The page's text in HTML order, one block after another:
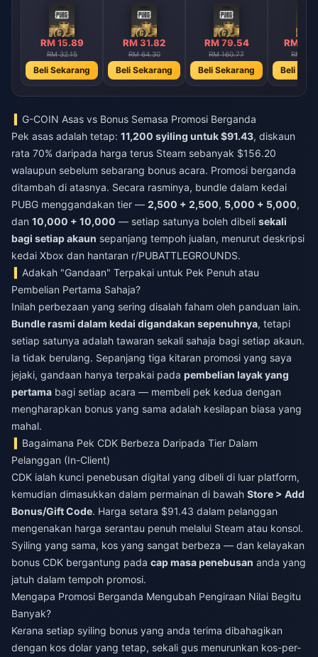
RM 15.89
RM 32.15
Beli Sekarang
RM 31.82
RM 64.30
Beli Sekarang
RM 79.54
RM 160.77
Beli Sekarang
RM
RM
Beli
G-COIN Asas vs Bonus Semasa Promosi Berganda
Pek asas adalah tetap: 11,200 syiling untuk $91.43, diskaun
rata 70% daripada harga terus Steam sebanyak $156.20
walaupun sebelum sebarang bonus acara. Promosi berganda
ditambah di atasnya. Secara rasminya, bundle dalam kedai
PUBG menggandakan tier — 2,500 + 2,500, 5,000 + 5,000,
dan 10,000 + 10,000 — setiap satunya boleh dibeli sekali
bagi setiap akaun sepanjang tempoh jualan, menurut deskripsi
kedai Xbox dan hantaran r/PUBATTLEGROUNDS.
Adakah "Gandaan" Terpakai untuk Pek Penuh atau
Pembelian Pertama Sahaja?
Inilah perbezaan yang sering disalah faham oleh panduan lain.
Bundle rasmi dalam kedai digandakan sepenuhnya, tetapi
setiap satunya adalah tawaran sekali sahaja bagi setiap akaun.
Ia tidak berulang. Sepanjang tiga kitaran promosi yang saya
jejaki, gandaan hanya terpakai pada pembelian layak yang
pertama bagi setiap acara — membeli pek kedua dengan
mengharapkan bonus yang sama adalah kesilapan biasa yang
mahal.
Bagaimana Pek CDK Berbeza Daripada Tier Dalam
Pelanggan (In-Client)
CDK ialah kunci penebusan digital yang dibeli di luar platform,
kemudian dimasukkan dalam permainan di bawah Store > Add
Bonus/Gift Code. Harga setara $91.43 dalam pelanggan
mengenakan harga serantau penuh melalui Steam atau konsol.
Syiling yang sama, kos yang sangat berbeza — dan kelayakan
bonus CDK bergantung pada cap masa penebusan anda yang
jatuh dalam tempoh promosi.
Mengapa Promosi Berganda Mengubah Pengiraan Nilai Begitu
Banyak?
Kerana setiap syiling bonus yang anda terima dibahagikan
dengan kos dolar yang tetap, sekali gus menurunkan kos-per-